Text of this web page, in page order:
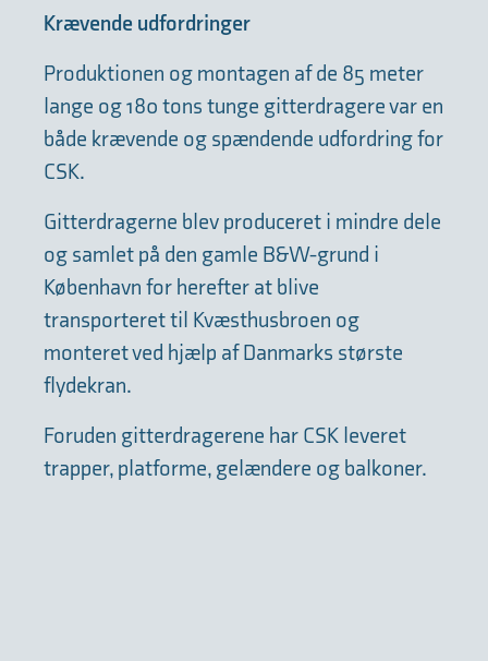
Krævende udfordringer
Produktionen og montagen af de 85 meter
lange og 180 tons tunge gitterdragere var en
både krævende og spændende udfordring for
CSK.
Gitterdragerne blev produceret i mindre dele
og samlet på den gamle B&W-grund i
København for herefter at blive
transporteret til Kvæsthusbroen og
monteret ved hjælp af Danmarks største
flydekran.
Foruden gitterdragerene har CSK leveret
trapper, platforme, gelændere og balkoner.